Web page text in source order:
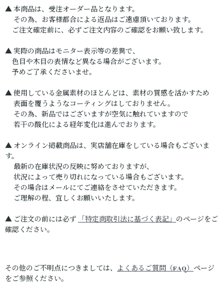
▲ 本商品は、受注オーダー品となります。
その為、お客様都合による返品はご遠慮頂いております。
ご注文確定前に、必ずご注文内容のご確認をお願い致します。
▲ 実際の商品はモニター表示等の差異で、
色目や木目の表情など異なる場合がございます。
予めご了承くださいませ。
▲ 使用している金属素材のほとんどは、素材の質感を活かすため
表面を覆うようなコーティングはしておりません。
その為、新品ではございますが空気に触れていますので
若干の酸化による経年変化は進んでおります。
▲ オンライン掲載商品は、実店舗在庫をしている場合もございま
す。
最新の在庫状況の反映に努めておりますが、
状況によって売り切れになっている場合もございます。
その場合はメールにてご連絡をさせていただきます。
ご理解の程、宜しくお願いいたします。
▲ ご注文の前には必ず 「特定商取引法に基づく表記」のページをご
確認ください。
その他のご不明点につきましては、 よくあるご質問（FAQ）ページ
をご参照ください。